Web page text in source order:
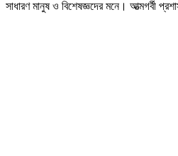
সাধারণ মানুষ ও বিশেষজ্ঞদের মনে। আত্মগর্বী